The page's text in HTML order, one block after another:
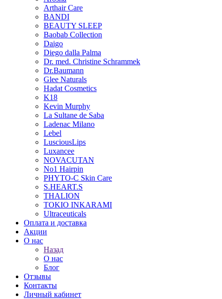
Arthair Care
BANDI
BEAUTY SLEEP
Baobab Collection
Daigo
Diego dalla Palma
Dr. med. Christine Schrammek
Dr.Baumann
Glee Naturals
Hadat Cosmetics
K18
Kevin Murphy
La Sultane de Saba
Ladenac Milano
Lebel
LusciousLips
Luxancee
NOVACUTAN
No1 Hairpin
PHYTO-C Skin Care
S.HEART.S
THALION
TOKIO INKARAMI
Ultraceuticals
Оплата и доставка
Акции
О нас
Назад
О нас
Блог
Отзывы
Контакты
Личный кабинет